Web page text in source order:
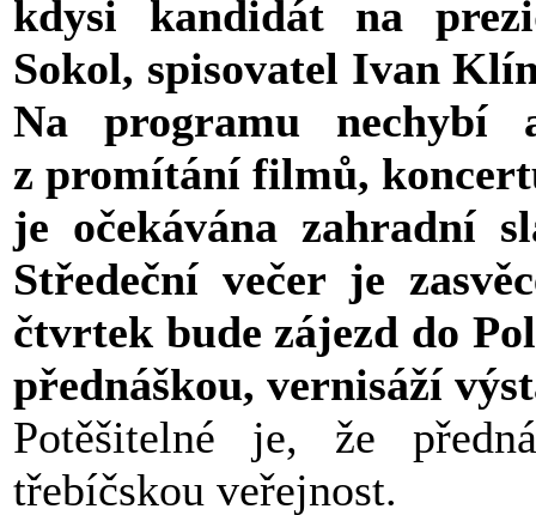
kdysi kandidát na
Sokol, spisovatel Ivan
Na programu nechybí
z promítání filmů,
je očekávána zahradní
Středeční večer je
čtvrtek bude zájezd do
přednáškou, vernisáží
Potěšitelné je, že
třebíčskou veřejnost.